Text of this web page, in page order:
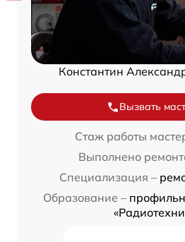
Константин
Вызвать
Стаж работы
Выполнено
Специализация –
Образование –